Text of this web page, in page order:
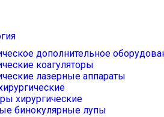
дополнительное
коагуляторы
лазерные аппараты
хирургические
бинокулярные лупы